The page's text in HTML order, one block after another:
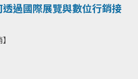
過國際展覽與數位行銷接